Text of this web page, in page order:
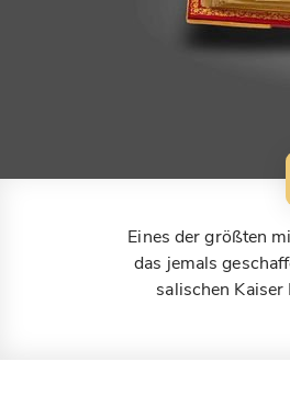
Eines der größten
das jemals
salischen